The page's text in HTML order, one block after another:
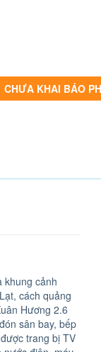
CHƯA KHAI BÁO
khung cảnh
cách quảng
Hương 2.6
sân bay, bếp
trang bị TV